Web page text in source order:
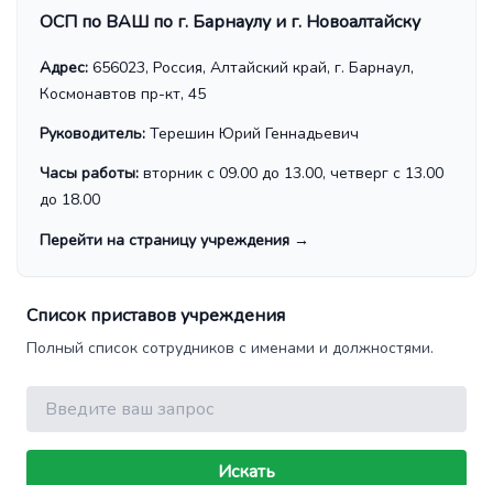
ОСП по ВАШ по г. Барнаулу и г. Новоалтайску
Адрес: 656023, Россия, Алтайский край, г. Барнаул,
Космонавтов пр-кт, 45
Руководитель: Терешин Юрий Геннадьевич
Часы работы: вторник с 09.00 до 13.00, четверг с 13.00
до 18.00
Перейти на страницу учреждения →
Список приставов учреждения
Полный список сотрудников с именами и должностями.
Поиск
Искать